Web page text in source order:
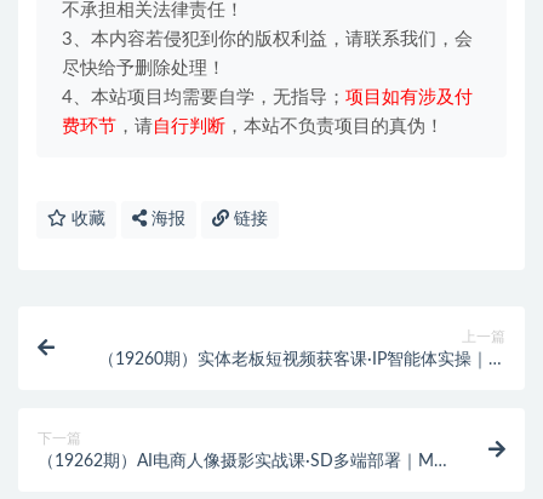
不承担相关法律责任！
3、本内容若侵犯到你的版权利益，请联系我们，会
尽快给予删除处理！
4、本站项目均需要自学，无指导； 项目如有涉及付
费环节 ，请自行判断 ，本站不负责项目的真伪！
收藏 海报 链接
上一篇
（19260期）实体老板短视频获客课·IP智能体实操｜选
下一篇
（19262期）AI电商人像摄影实战课·SD多端部署｜MJ